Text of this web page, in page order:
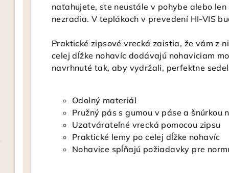
naťahujete, ste neustále v pohybe alebo
nezradia. V teplákoch v prevedení HI-VIS
Praktické zipsové vrecká zaistia, že vám z
celej dĺžke nohavíc dodávajú nohaviciam
navrhnuté tak, aby vydržali, perfektne
Odolný materiál
Pružný pás s gumou v páse a šnúrkou
Uzatvárateľné vrecká pomocou zipsu
Praktické lemy po celej dĺžke nohavíc
Nohavice spĺňajú požiadavky pre